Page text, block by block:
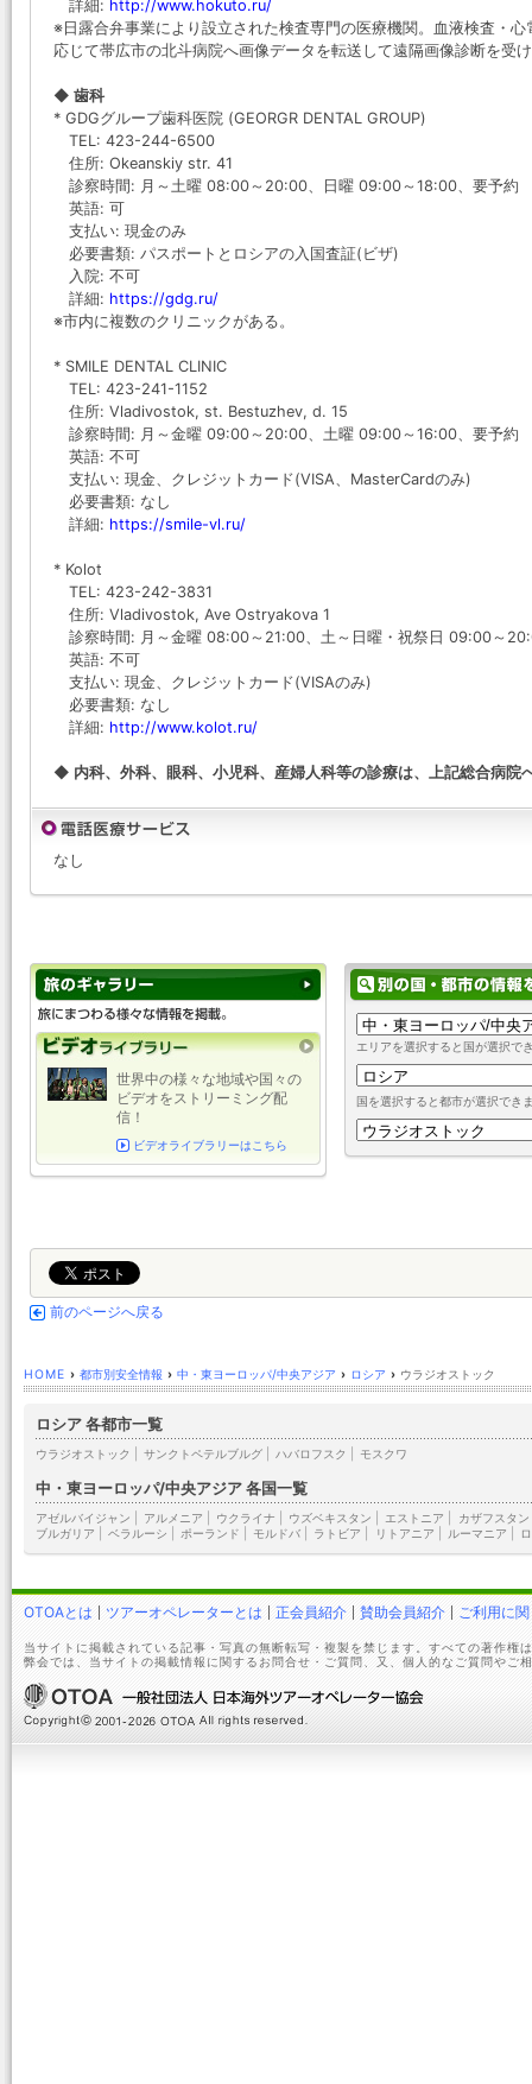
詳細: http://www.hokuto.ru/
※日露合弁事業により設立された検査専門の医療機関。血液検査・
応じて帯広市の北斗病院へ画像データを転送して遠隔画像診断を受
◆ 歯科
* GDGグループ歯科医院 (GEORGR DENTAL GROUP)
TEL: 423-244-6500
住所: Okeanskiy str. 41
診察時間: 月～土曜 08:00～20:00、日曜 09:00～18:00、要予約
英語: 可
支払い: 現金のみ
必要書類: パスポートとロシアの入国査証(ビザ)
入院: 不可
詳細: https://gdg.ru/
※市内に複数のクリニックがある。
* SMILE DENTAL CLINIC
TEL: 423-241-1152
住所: Vladivostok, st. Bestuzhev, d. 15
診察時間: 月～金曜 09:00～20:00、土曜 09:00～16:00、要予
英語: 不可
支払い: 現金、クレジットカード(VISA、MasterCardのみ)
必要書類: なし
詳細: https://smile-vl.ru/
* Kolot
TEL: 423-242-3831
住所: Vladivostok, Ave Ostryakova 1
診察時間: 月～金曜 08:00～21:00、土～日曜・祝祭日 09:00～
英語: 不可
支払い: 現金、クレジットカード(VISAのみ)
必要書類: なし
詳細: http://www.kolot.ru/
◆ 内科、外科、眼科、小児科、産婦人科等の診療は、上記総合病院
なし
エリアを選択すると国が選択で
国を選択すると都市が選択でき
世界中の様々な地域や国々の
ビデオをストリーミング配
信！
ビデオライブラリーはこちら
前のページへ戻る
HOME › 都市別安全情報 › 中・東ヨーロッパ/中央アジア › ロシア › ウラジオストック
ロシア 各都市一覧
ウラジオストック サンクトペテルブルグ ハバロフスク モスクワ
中・東ヨーロッパ/中央アジア 各国一覧
アゼルバイジャン アルメニア ウクライナ ウズベキスタン エストニア カザフスタン
ブルガリア
ベラルーシ ポーランド モルドバ ラトビア リトアニア ルーマニア
OTOAとは ツアーオペレーターとは 正会員紹介 賛助会員紹介 ご利用に
当サイトに掲載されている記事・写真の無断転写・複製を禁じます。すべての著作権
弊会では、当サイトの掲載情報に関するお問合せ・ご質問、又、個人的なご質問やご